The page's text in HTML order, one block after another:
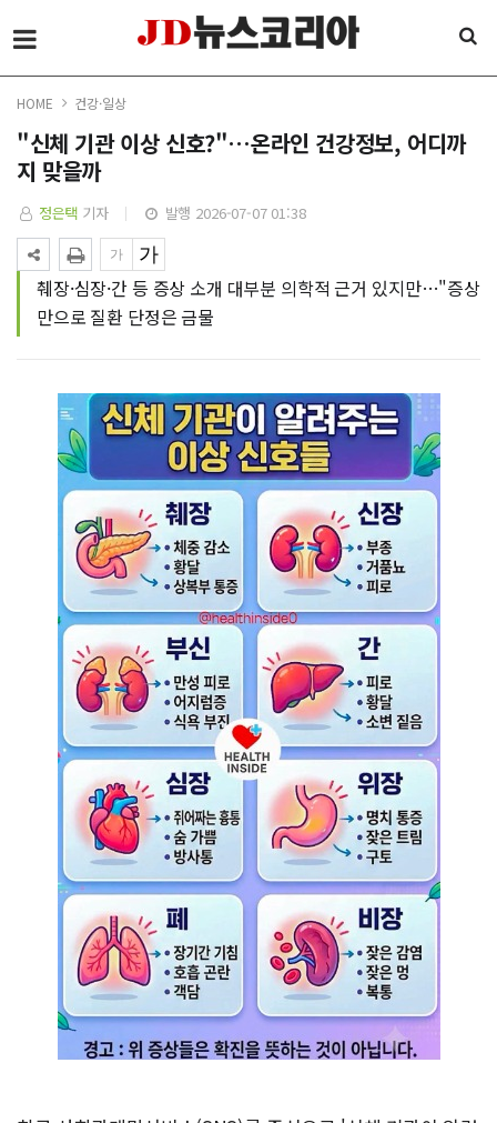
HOME 건강·일상
"신체 기관 이상 신호?"…온라인 건강정보, 어디까
지 맞을까
정은택 기자 발행 2026-07-07 01:38
췌장·심장·간 등 증상 소개 대부분 의학적 근거 있지만…"증상
만으로 질환 단정은 금물